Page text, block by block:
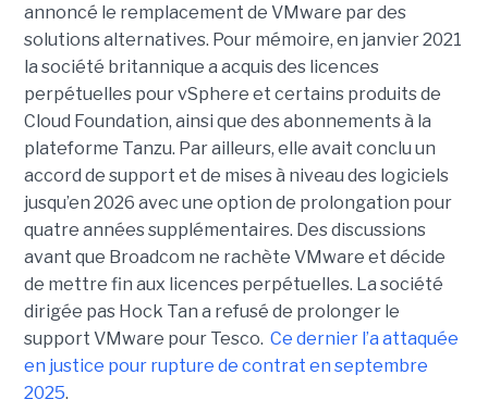
annoncé le remplacement de VMware par des
solutions alternatives. Pour mémoire, en janvier 2021
la société britannique a acquis des licences
perpétuelles pour vSphere et certains produits de
Cloud Foundation, ainsi que des abonnements à la
plateforme Tanzu. Par ailleurs, elle avait conclu un
accord de support et de mises à niveau des logiciels
jusqu’en 2026 avec une option de prolongation pour
quatre années supplémentaires. Des discussions
avant que Broadcom ne rachète VMware et décide
de mettre fin aux licences perpétuelles. La société
dirigée pas Hock Tan a refusé de prolonger le
support VMware pour Tesco. Ce dernier l’a attaquée
en justice pour rupture de contrat en septembre
2025.